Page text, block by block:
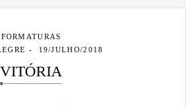
FORMATURAS
19/JULHO/2018
VITÓRIA